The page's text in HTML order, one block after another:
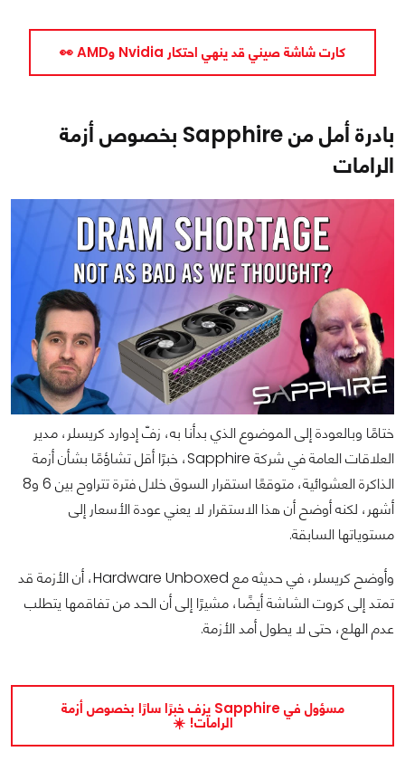
كارت شاشة صيني قد ينهي احتكار Nvidia وAMD 👀
بادرة أمل من Sapphire بخصوص أزمة
الرامات
ختامًا وبالعودة إلى الموضوع الذي بدأنا به، زفّ إدوارد كريسلر، مدير
العلاقات العامة في شركة Sapphire، خبرًا أقل تشاؤمًا بشأن أزمة
الذاكرة العشوائية، متوقعًا استقرار السوق خلال فترة تتراوح بين 6 و8
أشهر، لكنه أوضح أن هذا الاستقرار لا يعني عودة الأسعار إلى
مستوياتها السابقة.
وأوضح كريسلر، في حديثه مع Hardware Unboxed، أن الأزمة قد
تمتد إلى كروت الشاشة أيضًا، مشيرًا إلى أن الحد من تفاقمها يتطلب
عدم الهلع، حتى لا يطول أمد الأزمة.
مسؤول في Sapphire يزف خبرًا سارًا بخصوص أزمة
الرامات! ☀️